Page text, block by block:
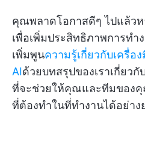
คุณพลาดโอกาสดีๆ ไปแล้ว
เพื่อเพิ่มประสิทธิภาพการท
เพิ่มพูนความรู้เกี่ยวกับเครื่อ
AIด้วยบทสรุปของเราเกี่ยว
ที่จะช่วยให้คุณและทีมของคุ
ที่ต้องทำในที่ทำงานได้อย่าง